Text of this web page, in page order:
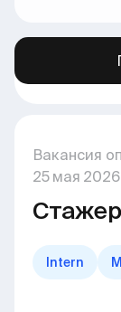
Вакансия
25 мая 2026
Intern
Больше